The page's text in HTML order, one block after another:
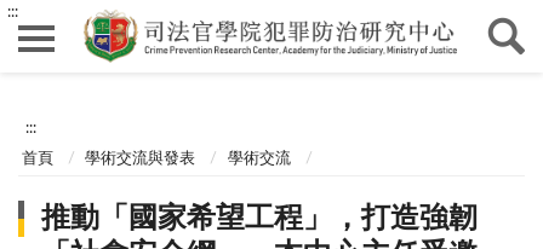
:::
:::
首頁 學術交流與發表 學術交流
推動「國家希望工程」，打造強韌